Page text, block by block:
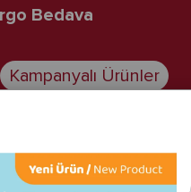
Kampanyalı Ürünler